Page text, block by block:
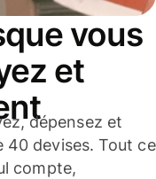
vous
et
dépensez et
40 devises. Tout ce
compte,